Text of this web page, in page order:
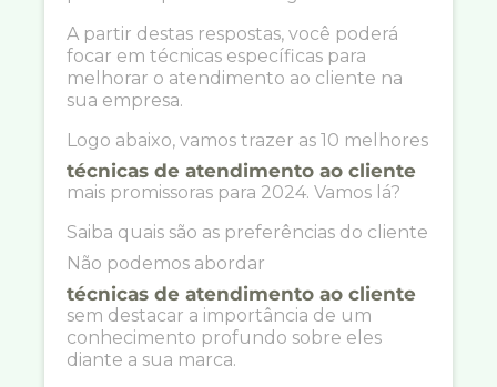
A partir destas respostas, você poderá
focar em técnicas específicas para
melhorar o atendimento ao cliente na
sua empresa.
Logo abaixo, vamos trazer as 10 melhores
técnicas de atendimento ao cliente
mais promissoras para 2024. Vamos lá?
Saiba quais são as preferências do cliente
Não podemos abordar
técnicas de atendimento ao cliente
sem destacar a importância de um
conhecimento profundo sobre eles
diante a sua marca.